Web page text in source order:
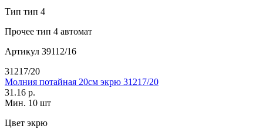
Тип тип 4
Прочее тип 4 автомат
Артикул 39112/16
31217/20
Молния потайная 20см экрю 31217/20
31.16 р.
Мин. 10 шт
Цвет экрю